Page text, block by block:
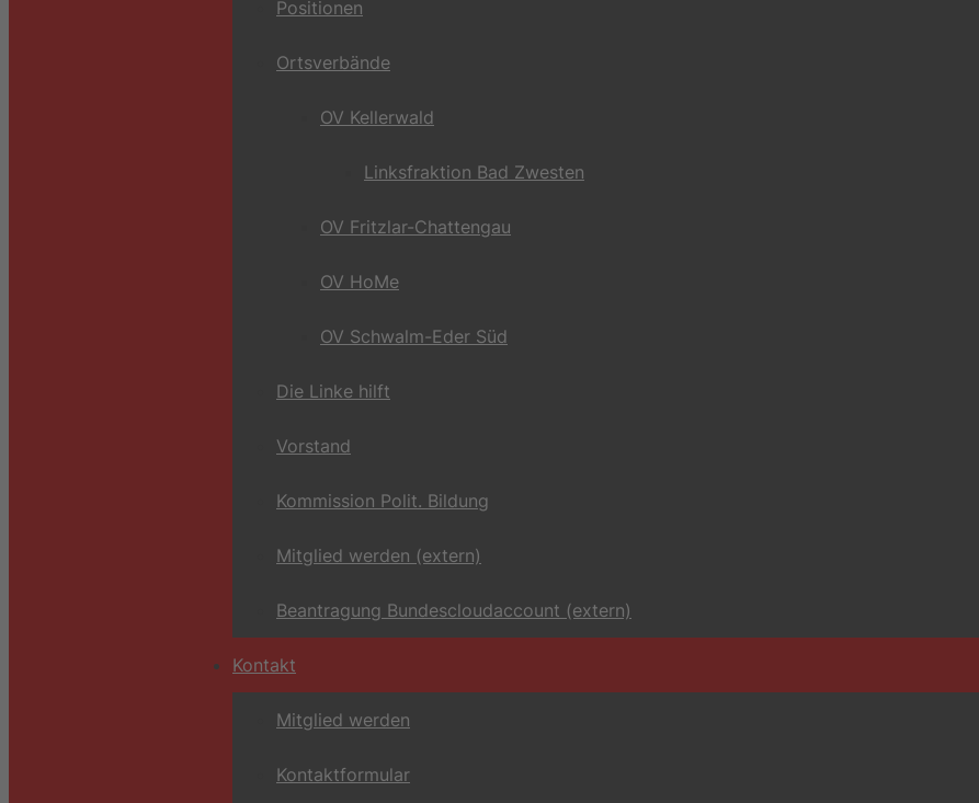
Positionen
Ortsverbände
OV Kellerwald
Linksfraktion Bad Zwesten
OV Fritzlar-Chattengau
OV HoMe
OV Schwalm-Eder Süd
Die Linke hilft
Vorstand
Kommission Polit. Bildung
Mitglied werden (extern)
Beantragung Bundescloudaccount (extern)
Kontakt
Mitglied werden
Kontaktformular